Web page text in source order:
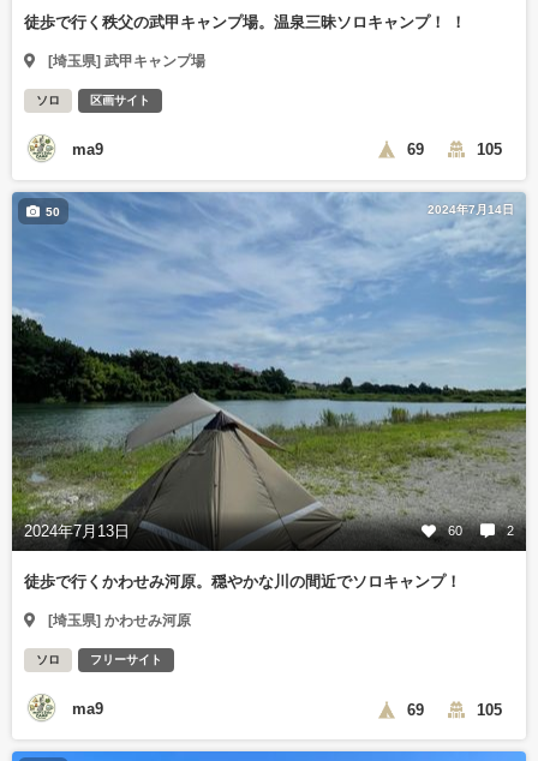
徒歩で行く秩父の武甲キャンプ場。温泉三昧ソロキャンプ！ ！
[埼玉県] 武甲キャンプ場
ソロ 区画サイト
ma9 69 105
2024年7月14日
2024年7月13日 60 2
50
徒歩で行くかわせみ河原。穏やかな川の間近でソロキャンプ！
[埼玉県] かわせみ河原
ソロ フリーサイト
ma9 69 105